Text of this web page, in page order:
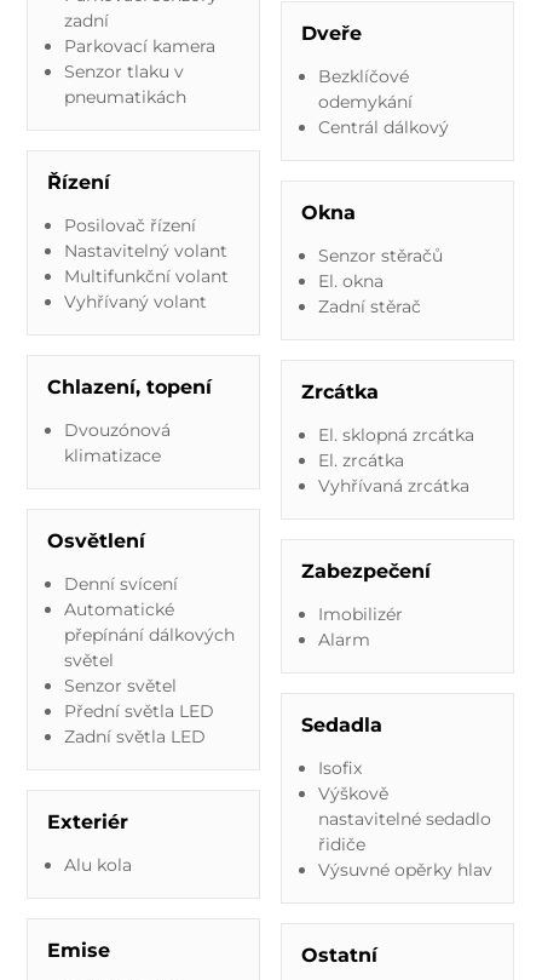
zadní
Parkovací kamera
Senzor tlaku v
pneumatikách
Řízení
Posilovač řízení
Nastavitelný volant
Multifunkční volant
Vyhřívaný volant
Chlazení, topení
Dvouzónová
klimatizace
Osvětlení
Denní svícení
Automatické
přepínání dálkových
světel
Senzor světel
Přední světla LED
Zadní světla LED
Exteriér
Alu kola
Emise
Dveře
Bezklíčové
odemykání
Centrál dálkový
Okna
Senzor stěračů
El. okna
Zadní stěrač
Zrcátka
El. sklopná zrcátka
El. zrcátka
Vyhřívaná zrcátka
Zabezpečení
Imobilizér
Alarm
Sedadla
Isofix
Výškově
nastavitelné sedadlo
řidiče
Výsuvné opěrky hlav
Ostatní